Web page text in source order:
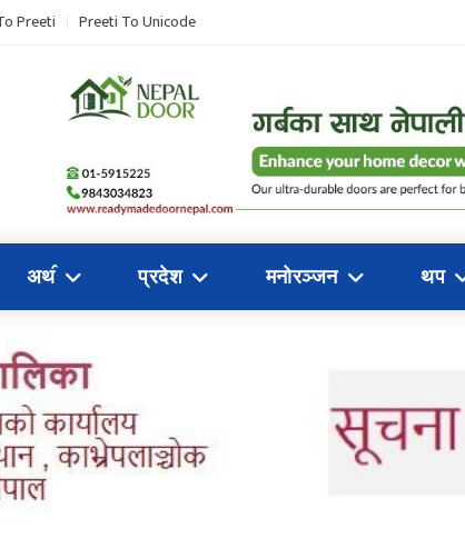
Preeti Preeti To Unicode
अथ॔ प्रदेश मनोरञ्जन थप